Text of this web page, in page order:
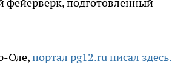
фейерверк, подготовленный
Оле,портал pg12.ru писал здесь.